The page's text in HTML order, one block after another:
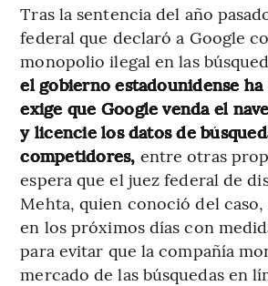
Tras la sentencia del año
federal que declaró a Google
monopolio ilegal en las
el gobierno estadounidense
exige que Google venda el
y licencie los datos de
competidores, entre otras
espera que el juez federal de
Mehta, quien conoció del
en los próximos días con
para evitar que la compañía
mercado de las búsquedas en